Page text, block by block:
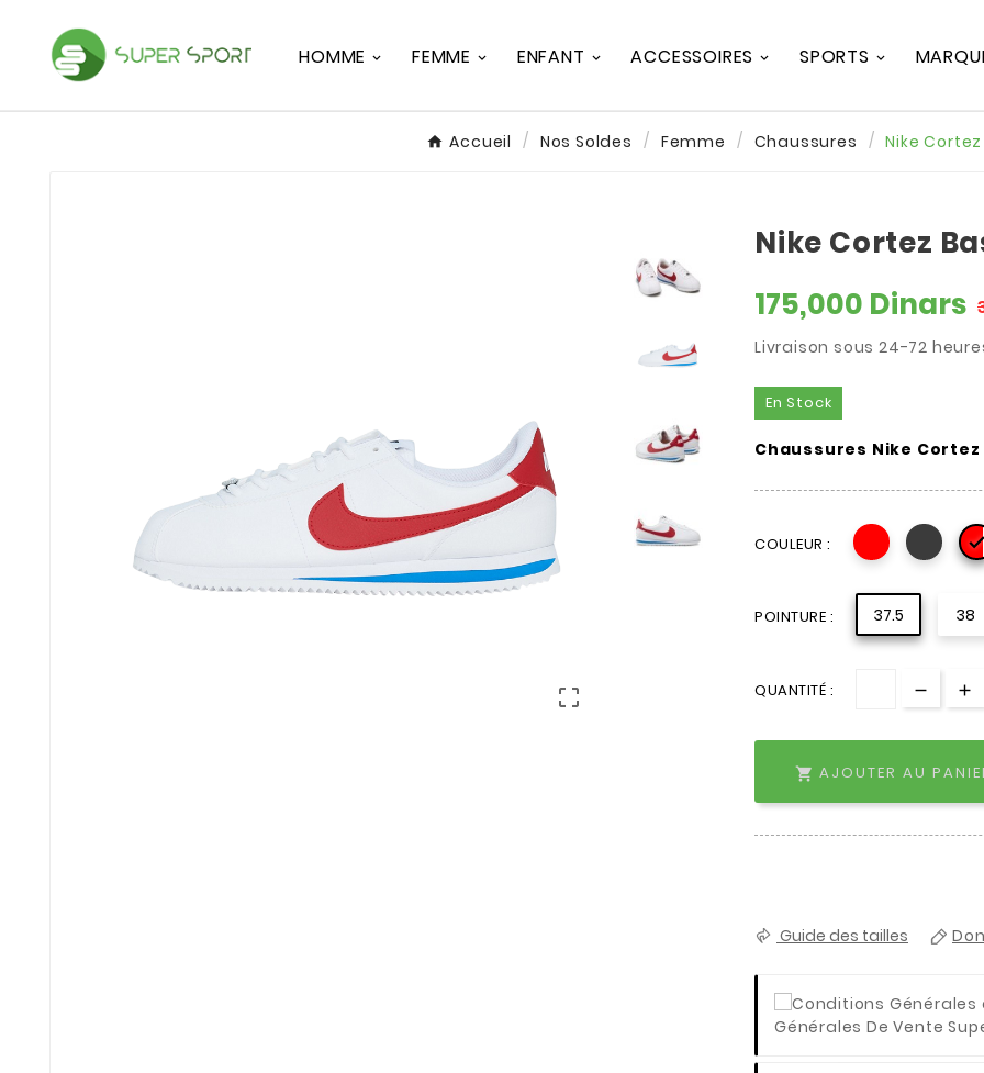
HOMME FEMME ENFANT ACCESSOIRES SPORTS
Accueil Nos Soldes Femme Chaussures Nike

Nike Cortez
175,000 Dinars
Livraison sous 24-72
En Stock
Chaussures Nike
COULEUR : 
POINTURE : 37.5 38
QUANTITÉ :
 AJOUTER AU
Guide des tailles
Générales De Vente